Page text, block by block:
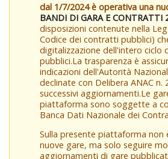
dal 1/7/2024 è operativa una
BANDI DI GARA E CONTRATTI
disposizioni contenute nella
Codice dei contratti pubblici)
digitalizzazione dell'intero ciclo
pubblici.La trasparenza è
indicazioni dell'Autorità
declinate con Delibera ANAC n.
successivi aggiornamenti.Le
piattaforma sono soggette a
Banca Dati Nazionale dei
Sulla presente piattaforma non
nuove gare, ma solo seguire
aggiornamenti di gare